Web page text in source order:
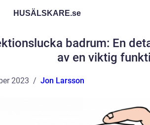
HUSÄLSKARE.se
badrum: En
av en viktig
2023 Jon Larsson